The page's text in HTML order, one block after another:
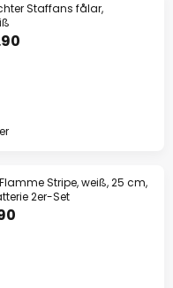
Staffans fålar,
Flamme Stripe, weiß, 25 cm,
2er-Set